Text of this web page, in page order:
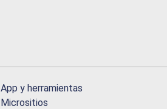
App y herramientas
Micrositios